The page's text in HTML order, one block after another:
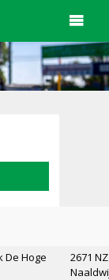
De Hoge
2671 NZ